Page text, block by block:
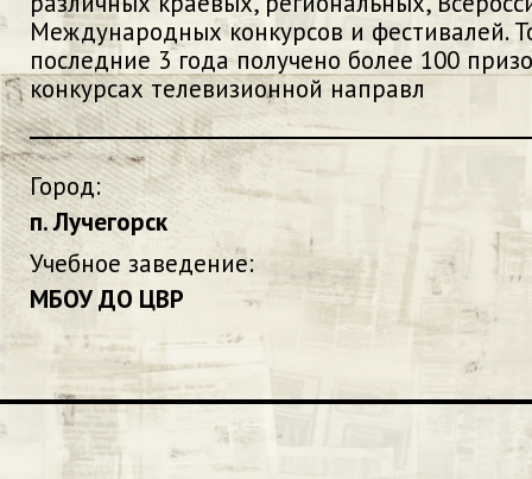
Международных конкурсов и фестивалей.
последние 3 года получено более 100
конкурсах телевизионной направл
Город:
п. Лучегорск
Учебное заведение:
МБОУ ДО ЦВР